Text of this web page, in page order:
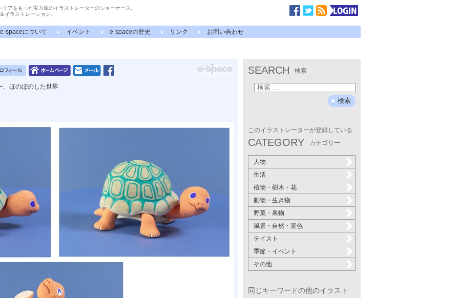
アをもった実力派のイラストレーターのショーケース。
イラストレーション。
e-spaceについて イベント e-spaceの歴史 リンク お問い合わせ
、ほのぼのした世界
SEARCH 検索
このイラストレーターが登録している
CATEGORY カテゴリー
人物
生活
植物・樹木・花
動物・生き物
野菜・果物
風景・自然・景色
テイスト
季節・イベント
その他
同じキーワードの他のイラスト
うま・ひつじ